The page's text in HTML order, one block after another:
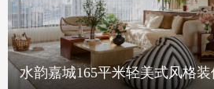
水韵嘉城165平米轻美式风格装